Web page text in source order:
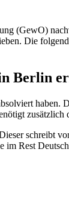
(GewO)
Die
Berlin
schreibt
Rest